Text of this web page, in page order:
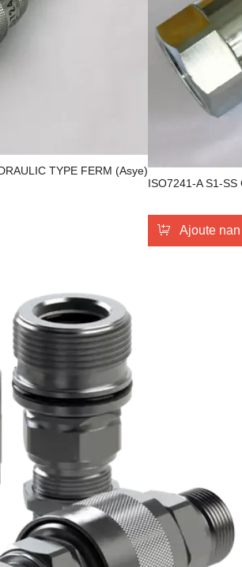
TYPE FERM (Asye)
ISO7241-A S1-
Ajoute nan